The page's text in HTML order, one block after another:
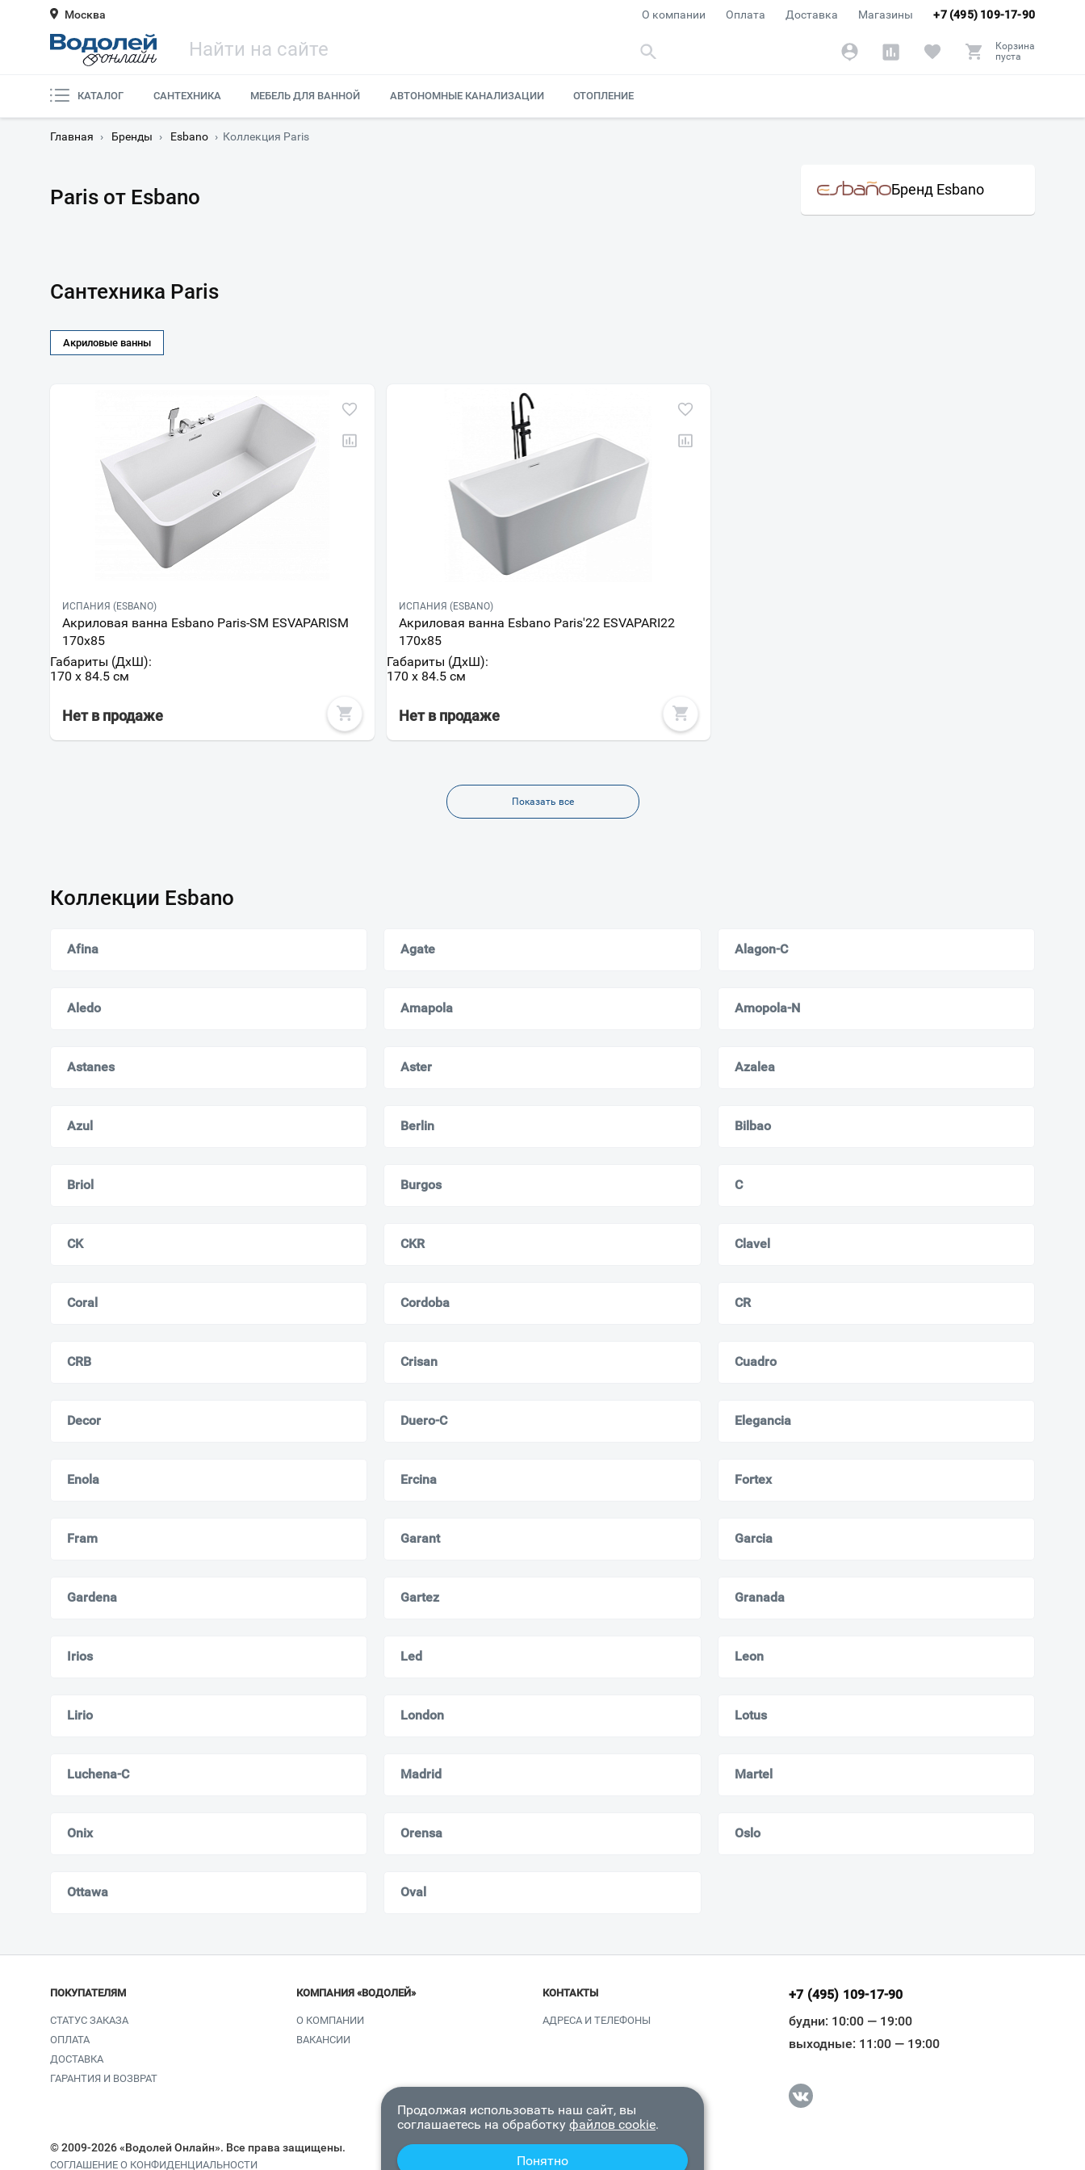
Москва +7 (495) 109-17-90
О компании Оплата Доставка Магазины
Корзина
пуста
КАТАЛОГ САНТЕХНИКА МЕБЕЛЬ ДЛЯ ВАННОЙ АВТОНОМНЫЕ КАНАЛИЗАЦИИ ОТОПЛЕНИЕ
Главная › Бренды › Esbano › Коллекция Paris
Paris от Esbano Бренд Esbano
Сантехника Paris
Акриловые ванны
ИСПАНИЯ (ESBANO)
Акриловая ванна Esbano Paris-SM ESVAPARISM
170x85
Габариты (ДxШ):
170 x 84.5 см
Нет в продаже
ИСПАНИЯ (ESBANO)
Акриловая ванна Esbano Paris'22 ESVAPARI22
170x85
Габариты (ДxШ):
170 x 84.5 см
Нет в продаже
Показать все
Коллекции Esbano
Afina Agate Alagon-C
Aledo Amapola Amopola-N
Astanes Aster Azalea
Azul Berlin Bilbao
Briol Burgos C
CK CKR Clavel
Coral Cordoba CR
CRB Crisan Cuadro
Decor Duero-C Elegancia
Enola Ercina Fortex
Fram Garant Garcia
Gardena Gartez Granada
Irios Led Leon
Lirio London Lotus
Luchena-C Madrid Martel
Onix Orensa Oslo
Ottawa Oval
ПОКУПАТЕЛЯМ
СТАТУС ЗАКАЗА
ОПЛАТА
ДОСТАВКА
ГАРАНТИЯ И ВОЗВРАТ
КОМПАНИЯ «ВОДОЛЕЙ»
О КОМПАНИИ
ВАКАНСИИ
КОНТАКТЫ
АДРЕСА И ТЕЛЕФОНЫ
+7 (495) 109-17-90
будни: 10:00 — 19:00
выходные: 11:00 — 19:00
© 2009-2026 «Водолей Онлайн». Все права защищены.
СОГЛАШЕНИЕ О КОНФИДЕНЦИАЛЬНОСТИ
Продолжая использовать наш сайт, вы
соглашаетесь на обработку файлов cookie.
Понятно